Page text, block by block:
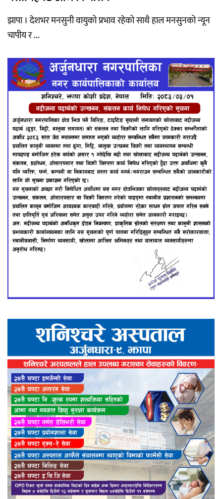
झापा । देशभर मनसुनी वायुको प्रभाव रहेको साथै हाल मनसुनको न्यून
चापीय र ...